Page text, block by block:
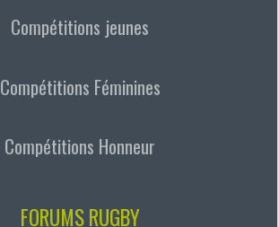
Compétitions jeunes
Compétitions Féminines
Compétitions Honneur
FORUMS RUGBY